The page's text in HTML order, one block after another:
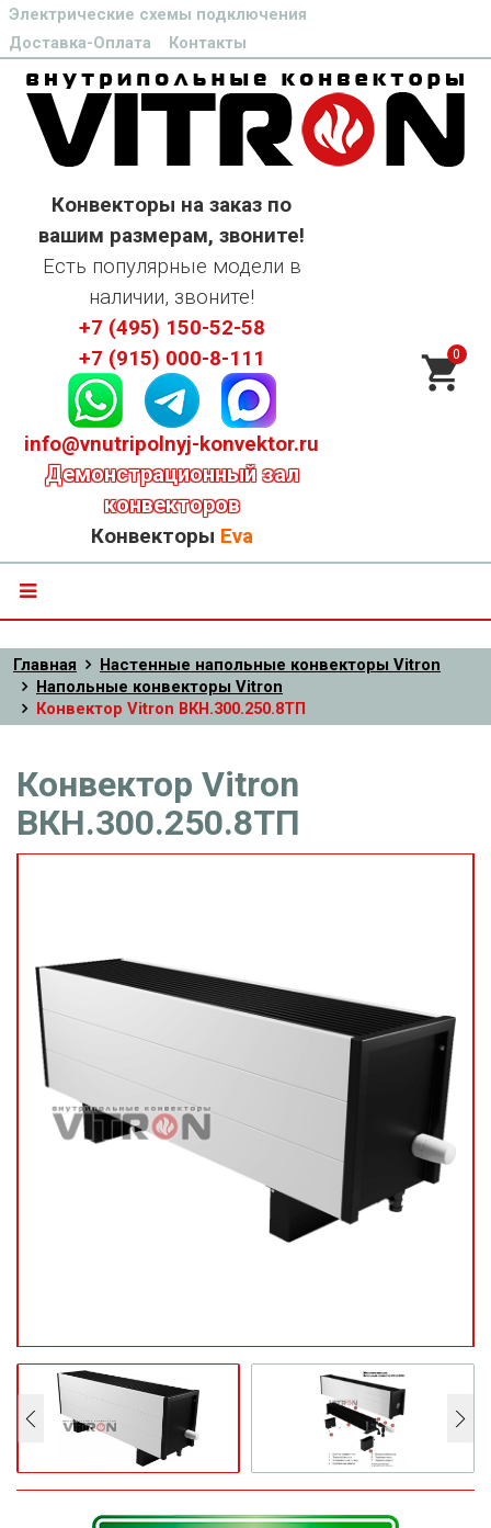
Электрические схемы подключения
Доставка-Оплата
Контакты
Конвекторы на заказ по
вашим размерам, звоните!
Есть популярные модели в
наличии, звоните!
+7 (495) 150-52-58
+7 (915) 000-8-111
info@vnutripolnyj-konvektor.ru
Демонстрационный зал
конвекторов
Конвекторы Eva
0
Главная
Настенные напольные конвекторы Vitron
Напольные конвекторы Vitron
Конвектор Vitron ВКН.300.250.8ТП
Конвектор Vitron
ВКН.300.250.8ТП